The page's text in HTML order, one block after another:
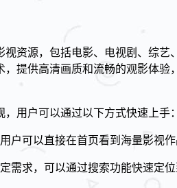
资源，包括电影、电视剧、综艺
提供高清画质和流畅的观影体验
用户可以通过以下方式快速上手：
户可以直接在首页看到海量影视
需求，可以通过搜索功能快速定位